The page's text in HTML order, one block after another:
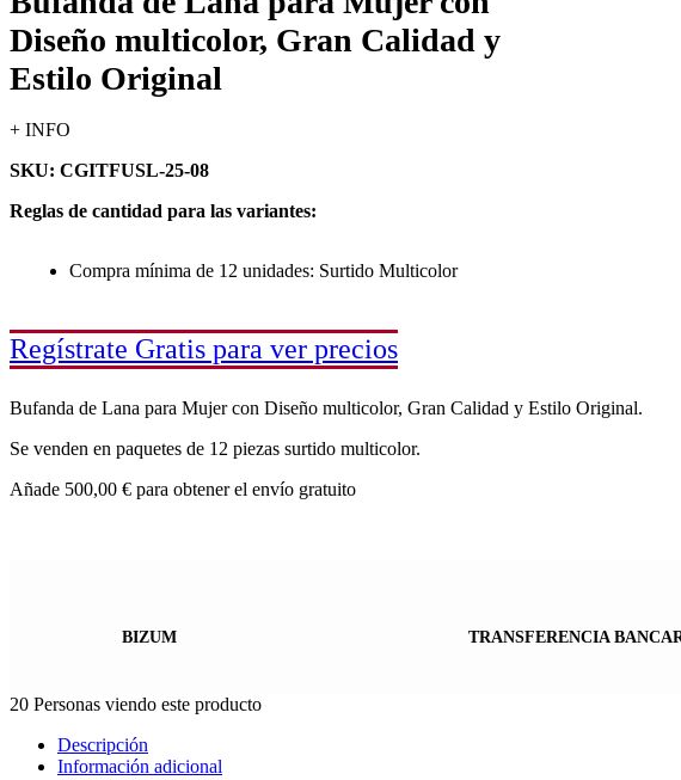
Diseño multicolor, Gran Calidad y
Estilo Original
+ INFO
SKU: CGITFUSL-25-08
Reglas de cantidad para las variantes:
Compra mínima de 12 unidades: Surtido Multicolor
Regístrate Gratis para ver precios
Bufanda de Lana para Mujer con Diseño multicolor, Gran Calidad y Estilo Original.
Se venden en paquetes de 12 piezas surtido multicolor.
Añade 500,00 € para obtener el envío gratuito
BIZUM TRANSFERENCIA
20 Personas viendo este producto
Descripción
Información adicional